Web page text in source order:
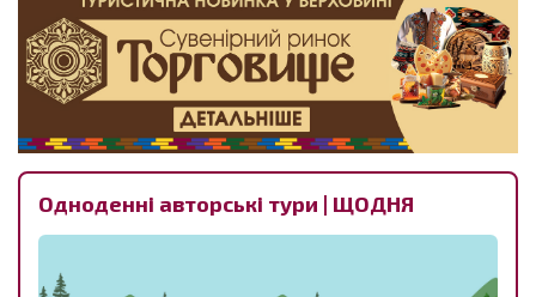
Одноденні авторські тури | ЩОДНЯ